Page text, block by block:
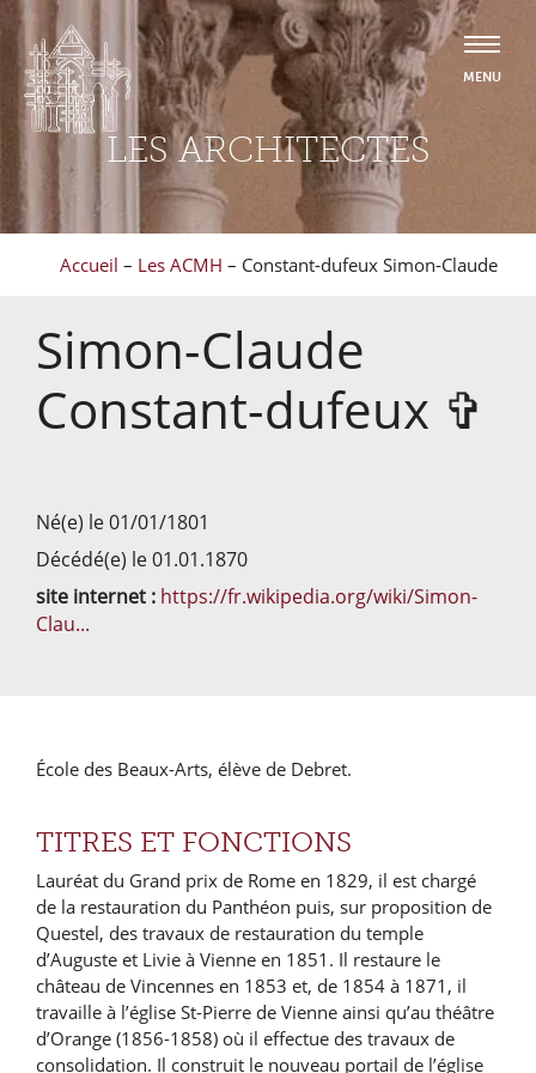
LES ARCHITECTES
Accueil – Les ACMH – Constant-dufeux Simon-Claude
Simon-Claude
Constant-dufeux ✞
Né(e) le 01/01/1801
Décédé(e) le 01.01.1870
site internet : https://fr.wikipedia.org/wiki/Simon-
Clau...
École des Beaux-Arts, élève de Debret.
TITRES ET FONCTIONS
Lauréat du Grand prix de Rome en 1829, il est chargé
de la restauration du Panthéon puis, sur proposition de
Questel, des travaux de restauration du temple
d’Auguste et Livie à Vienne en 1851. Il restaure le
château de Vincennes en 1853 et, de 1854 à 1871, il
travaille à l’église St-Pierre de Vienne ainsi qu’au théâtre
d’Orange (1856-1858) où il effectue des travaux de
consolidation. Il construit le nouveau portail de l’église